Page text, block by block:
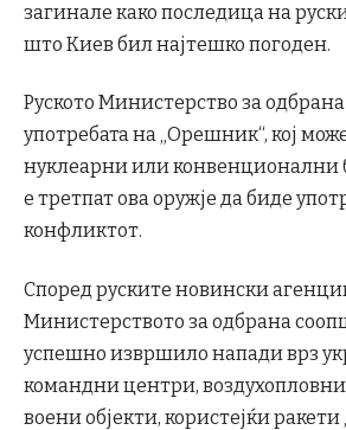
загинале како последица на
што Киев бил најтешко погоден.
Руското Министерство за
употребата на „Орешник“, кој
нуклеарни или конвенционални
е третпат ова оружје да биде
конфликтот.
Според руските новински
Министерството за одбрана
успешно извршило напади врз
командни центри,
воени објекти, користејќи